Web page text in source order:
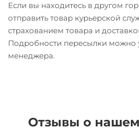
Если вы находитесь в другом
отправить товар курьерской
страхованием товара и
Подробности пересылки можно
менеджера.
Отзывы о